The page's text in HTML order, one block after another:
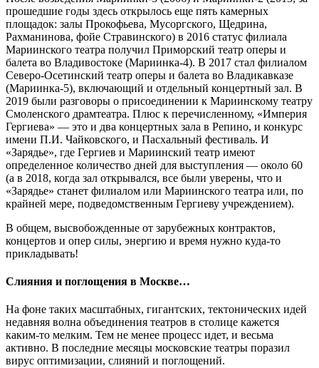
прошедшие годы здесь открылось еще пять камерных
площадок: залы Прокофьева, Мусоргского, Щедрина,
Рахманинова, фойе Стравинского) в 2016 статус филиала
Мариинского театра получил Приморский театр оперы и
балета во Владивостоке (Мариинка-4). В 2017 стал филиалом
Северо-Осетинский театр оперы и балета во Владикавказе
(Мариинка-5), включающий и отдельный концертный зал. В
2019 были разговоры о присоединении к Мариинскому театру
Смоленского драмтеатра. Плюс к перечисленному, «Империя
Гергиева» — это и два концертных зала в Репино, и конкурс
имени П.И. Чайковского, и Пасхальный фестиваль. И
«Зарядье», где Гергиев и Мариинский театр имеют
определенное количество дней для выступления — около 60
(а в 2018, когда зал открывался, все были уверены, что и
«Зарядье» станет филиалом или Мариинского театра или, по
крайней мере, подведомственным Гергиеву учреждением).
В общем, высвобожденные от зарубежных контрактов,
концертов и опер силы, энергию и время нужно куда-то
прикладывать!
Слияния и поглощения в Москве…
На фоне таких масштабных, гигантских, тектонических идей
недавняя волна объединения театров в столице кажется
каким-то мелким. Тем не менее процесс идет, и весьма
активно. В последние месяцы московские театры поразил
вирус оптимизации, слияний и поглощений.